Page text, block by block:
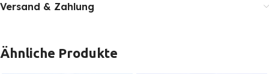
Versand & Zahlung
Ähnliche Produkte